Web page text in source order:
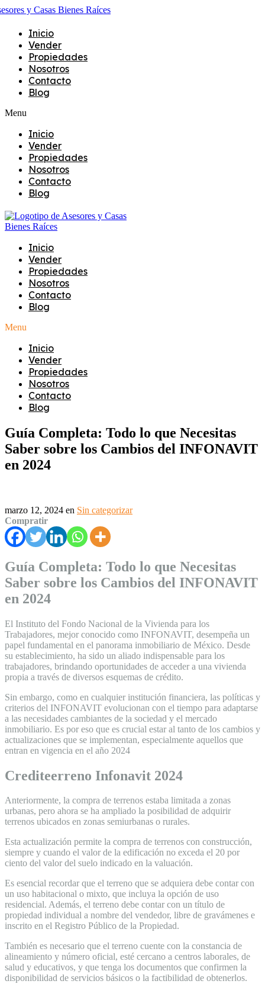
Inicio
Vender
Propiedades
Nosotros
Contacto
Blog
Menu
Inicio
Vender
Propiedades
Nosotros
Contacto
Blog
Inicio
Vender
Propiedades
Nosotros
Contacto
Blog
Menu
Inicio
Vender
Propiedades
Nosotros
Contacto
Blog
Guía Completa: Todo lo que Necesitas
Saber sobre los Cambios del INFONAVIT
en 2024
marzo 12, 2024 en Sin categorizar
Compratir
Guía Completa: Todo lo que Necesitas
Saber sobre los Cambios del INFONAVIT
en 2024
El Instituto del Fondo Nacional de la Vivienda para los
Trabajadores, mejor conocido como INFONAVIT, desempeña un
papel fundamental en el panorama inmobiliario de México. Desde
su establecimiento, ha sido un aliado indispensable para los
trabajadores, brindando oportunidades de acceder a una vivienda
propia a través de diversos esquemas de crédito.
Sin embargo, como en cualquier institución financiera, las políticas y
criterios del INFONAVIT evolucionan con el tiempo para adaptarse
a las necesidades cambiantes de la sociedad y el mercado
inmobiliario. Es por eso que es crucial estar al tanto de los cambios y
actualizaciones que se implementan, especialmente aquellos que
entran en vigencia en el año 2024
Crediteerreno Infonavit 2024
Anteriormente, la compra de terrenos estaba limitada a zonas
urbanas, pero ahora se ha ampliado la posibilidad de adquirir
terrenos ubicados en zonas semiurbanas o rurales.
Esta actualización permite la compra de terrenos con construcción,
siempre y cuando el valor de la edificación no exceda el 20 por
ciento del valor del suelo indicado en la valuación.
Es esencial recordar que el terreno que se adquiera debe contar con
un uso habitacional o mixto, que incluya la opción de uso
residencial. Además, el terreno debe contar con un título de
propiedad individual a nombre del vendedor, libre de gravámenes e
inscrito en el Registro Público de la Propiedad.
También es necesario que el terreno cuente con la constancia de
alineamiento y número oficial, esté cercano a centros laborales, de
salud y educativos, y que tenga los documentos que confirmen la
disponibilidad de servicios básicos o la factibilidad de obtenerlos.